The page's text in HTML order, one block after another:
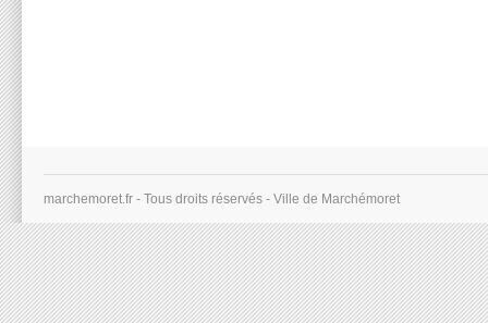
marchemoret.fr - Tous droits réservés - Ville de Marchémoret